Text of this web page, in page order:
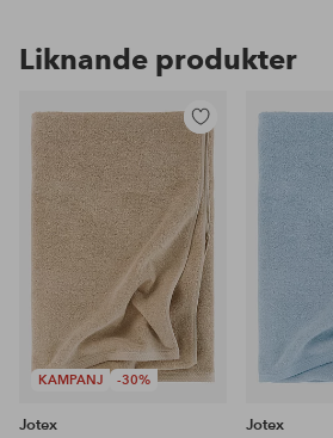
Liknande produkter
KAMPANJ -30%
Lägg
till
i
favoriter
Jotex
Jotex